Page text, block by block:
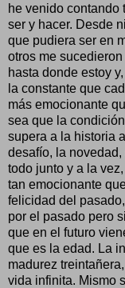
he venido
ser y hacer. Desde
que pudiera ser en
otros me
hasta donde estoy
la constante que
más emocionante
sea que la
supera a la historia
desafío, la
todo junto y a la
tan emocionante
felicidad del
por el pasado pero
que en el futuro
que es la edad. La
madurez
vida infinita. Mismo